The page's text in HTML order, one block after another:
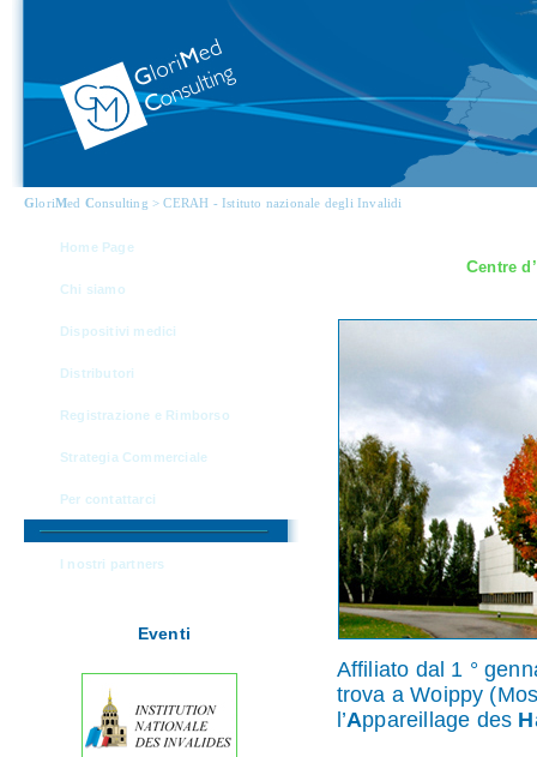
GloriMed Consulting > CERAH - Istituto nazionale degli Invalidi
Home Page
Chi siamo
Dispositivi medici
Distributori
Registrazione e Rimborso
Strategia Commerciale
Per contattarci
I nostri partners
Eventi
Centre d’
Affiliato dal 1 °
trova a Woippy
l’Appareillage des H